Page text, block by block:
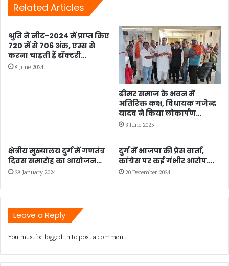
से
की
सलाह...
Related Articles
श्रुति ने नीट-2024 में प्राप्त किए
720 में से 706 अंक, एम्स से
करना चाहती हैं डॉक्टरी…
8 June 2024
ढीमर समाज के भवन में
अतिरिक्त कक्ष, विधायक गजेन्द्र
यादव ने किया लोकार्पण…
3 June 2025
क्षेत्रीय मुख्यालय दुर्ग में गणतंत्र
दिवस समारोह का आयोजन…
28 January 2024
दुर्ग में भाजपा की प्रेस वार्ता,
कांग्रेस पर कई गंभीर आरोप….
20 December 2024
Leave a Reply
You must be logged into post a comment.